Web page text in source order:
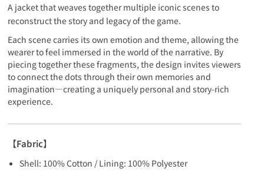
A jacket that weaves together multiple iconic scenes to
reconstruct the story and legacy of the game.
Each scene carries its own emotion and theme, allowing the
wearer to feel immersed in the world of the narrative. By
piecing together these fragments, the design invites viewers
to connect the dots through their own memories and
imagination—creating a uniquely personal and story-rich
experience.
【Fabric】
Shell: 100% Cotton / Lining: 100% Polyester